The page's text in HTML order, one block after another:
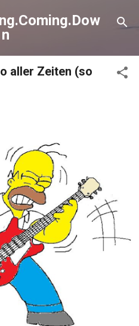
Hauptbereich
n
aller Zeiten (so